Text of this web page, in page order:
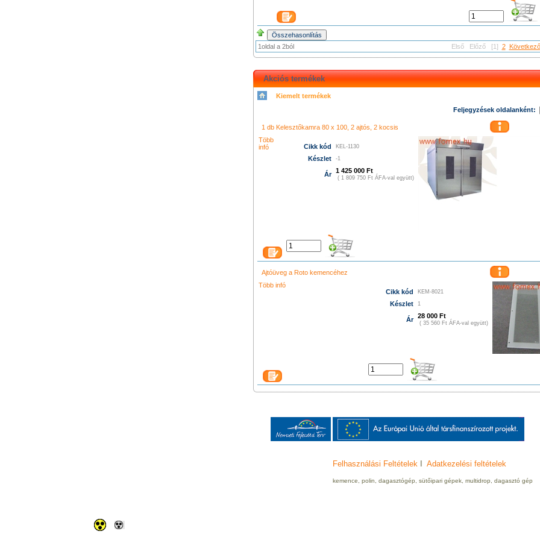
1oldal a 2ból Első Előző [1] 2 Következő
Akciós termékek
Kiemelt termékek
ルイヴィトン 財布 ニュー
ューバランス 574 プラダ バッグ シャネル バッグ コーチ バッグ GUCCI 財布
ィトン バッグ
プラダ アウトレット ニューバランス スニー
トン バッグ
グッチ アウトレット コーチ アウトレットクロエ 店舗 シャネル アウトレッ
プラダ 店舗 ニューバランス レディース ルイヴィトン メンズ グッチ 財布
クロエ バッグ
エルメス バッグ コーチ アウト
k480 led film light led camera light camera video light f&v k320
Feljegyzések oldalanként:
1 db Kelesztőkamra 80 x 100, 2 ajtós, 2 kocsis
Több
infó
Cikk kód KEL-1130
Készlet -1
Ár 1 425 000 Ft
( 1 809 750 Ft ÁFA-val együtt)
Ajtóüveg a Roto kemencéhez
Több infó
Cikk kód
KEM-8021
Készlet 1
Ár 28 000 Ft
( 35 560 Ft ÁFA-val együtt)
Felhasználási Feltételek Adatkezelési feltételek
kemence, polin, dagasztógép, sütőipari gépek, multidrop, dagasztó gép